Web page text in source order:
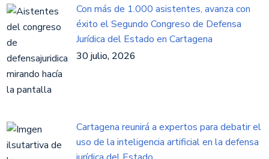
Con más de 1.000 asistentes, avanza con
éxito el Segundo Congreso de Defensa
Jurídica del Estado en Cartagena
30 julio, 2026
Cartagena reunirá a expertos para debatir el
uso de la inteligencia artificial en la defensa